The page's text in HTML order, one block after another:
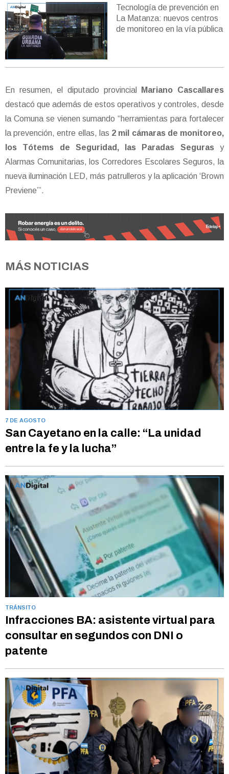
Tecnología de prevención en
La Matanza: nuevos centros
de monitoreo en la vía pública
En resumen, el diputado provincial
Mariano Cascallares
destacó que además de estos operativos y controles, desde
la Comuna se vienen sumando “herramientas para fortalecer
la prevención, entre ellas, las 2 mil cámaras de monitoreo,
los Tótems de Seguridad, las Paradas Segurasy
Alarmas Comunitarias, los Corredores Escolares Seguros, la
nueva iluminación LED, más patrulleros y la aplicación ‘Brown
Previene’”.
MÁS NOTICIAS
7 DE AGOSTO
San Cayetano en la calle: “La unidad
entre la fe y la lucha”
TRÁNSITO
Infracciones BA: asistente virtual para
consultar en segundos con DNI o
patente